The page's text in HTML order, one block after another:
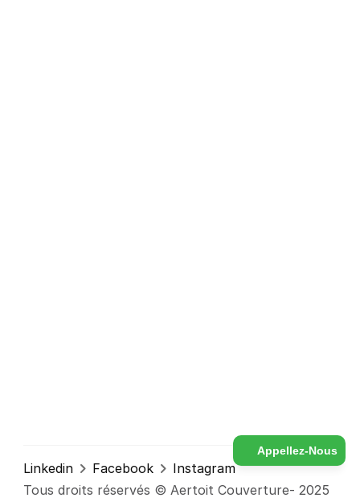
01 46 63 99 59
Linkedin Facebook
Instagram
Tous droits réservés © Aertoit Couverture- 2025
Appellez-Nous